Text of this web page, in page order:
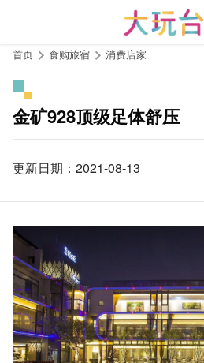
首页 食购旅宿 消费店家
金矿928顶级足体舒压
更新日期：2021-08-13